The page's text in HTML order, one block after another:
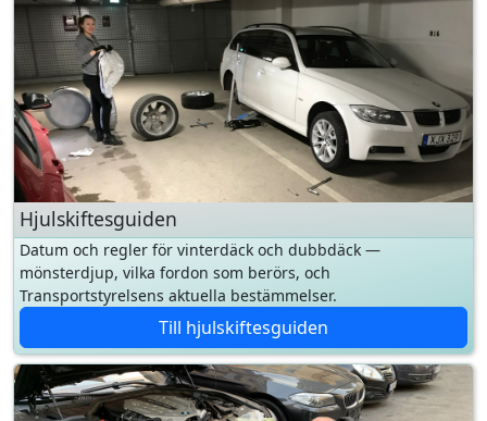
Hjulskiftesguiden
Datum och regler för vinterdäck och dubbdäck —
mönsterdjup, vilka fordon som berörs, och
Transportstyrelsens aktuella bestämmelser.
Till hjulskiftesguiden